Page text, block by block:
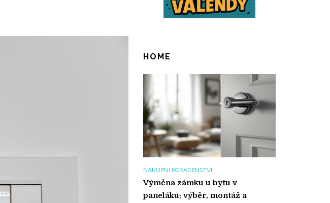
HOME
NÁKUPNÍ PORADENSTVÍ
Výměna zámku u bytu v
paneláku: výběr, montáž a